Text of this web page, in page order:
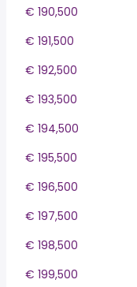
€ 190,500
€ 191,500
€ 192,500
€ 193,500
€ 194,500
€ 195,500
€ 196,500
€ 197,500
€ 198,500
€ 199,500